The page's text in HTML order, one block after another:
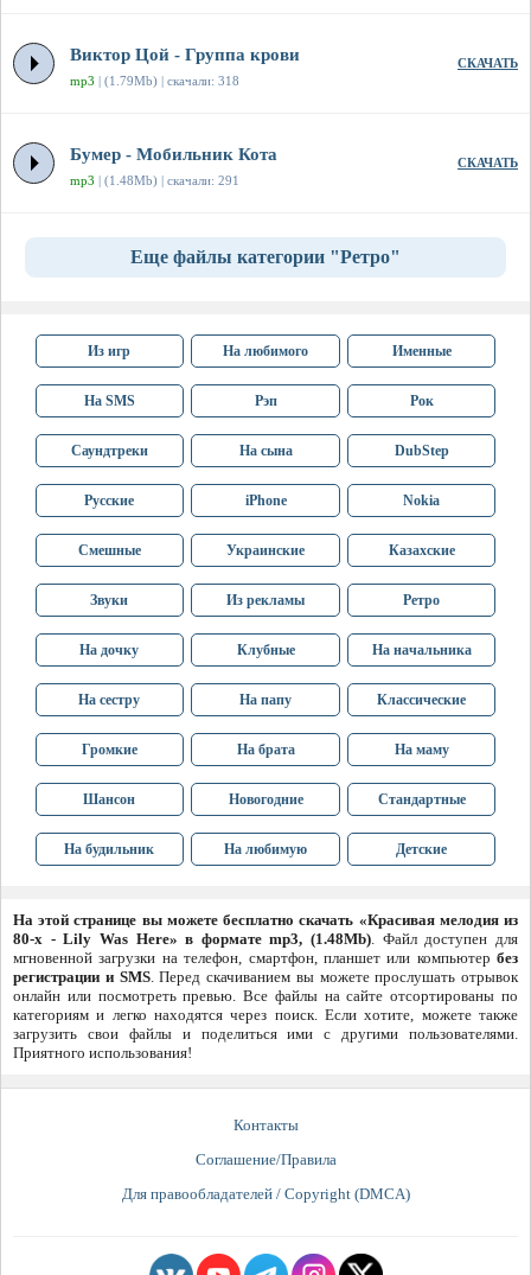
Виктор Цой - Группа крови
mp3 | (1.79Mb) | скачали: 318
СКАЧАТЬ
Бумер - Мобильник Кота
mp3 | (1.48Mb) | скачали: 291
СКАЧАТЬ
Еще файлы категории "Ретро"
Из игр На любимого Именные
На SMS Рэп Рок
Саундтреки На сына DubStep
Русские iPhone Nokia
Смешные Украинские Казахские
Звуки Из рекламы Ретро
На дочку Клубные На начальника
На сестру На папу Классические
Громкие На брата На маму
Шансон Новогодние Стандартные
На будильник На любимую Детские
На этой странице вы можете бесплатно скачать «Красивая мелодия из
80-х - Lily Was Here» в формате mp3, (1.48Mb). Файл доступен для
мгновенной загрузки на телефон, смартфон, планшет или компьютер без
регистрации и SMS. Перед скачиванием вы можете прослушать отрывок
онлайн или посмотреть превью. Все файлы на сайте отсортированы по
категориям и легко находятся через поиск. Если хотите, можете также
загрузить свои файлы и поделиться ими с другими пользователями.
Приятного использования!
Контакты
Соглашение/Правила
Для правообладателей / Copyright (DMCA)